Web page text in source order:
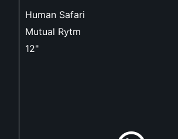
Human Safari
Mutual Rytm
12"